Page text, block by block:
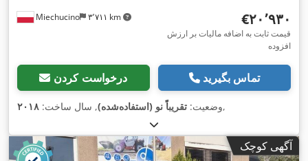
Miechucino ۳٬۷۱۱ km ‎€۲۰٬۹۳۰
قیمت ثابت به اضافه مالیات بر ارزش
افزوده
درخواست کردن تماس بگیرید
وضعیت: تقریباً نو (استفاده‌شده), سال ساخت: ۲۰۱۸ ,
آگهی کوچک